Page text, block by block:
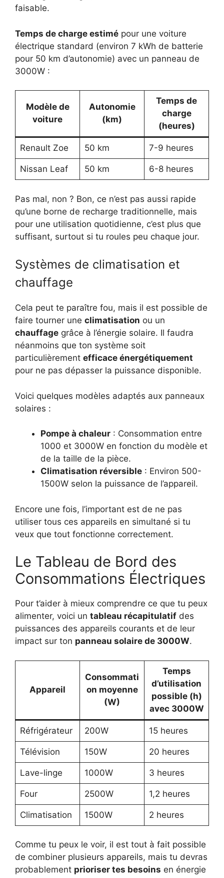
faisable.
Temps de charge estimé pour une voiture
électrique standard (environ 7 kWh de batterie
pour 50 km d’autonomie) avec un panneau de
3000W :
Modèle de
voiture
Autonomie
(km)
Temps de
charge
(heures)
Renault Zoe 50 km 7-9 heures
Nissan Leaf 50 km 6-8 heures
Pas mal, non ? Bon, ce n’est pas aussi rapide
qu’une borne de recharge traditionnelle, mais
pour une utilisation quotidienne, c’est plus que
suffisant, surtout si tu roules peu chaque jour.
Systèmes de climatisation et
chauffage
Cela peut te paraître fou, mais il est possible de
faire tourner une climatisation ou un
chauffage grâce à l’énergie solaire. Il faudra
néanmoins que ton système soit
particulièrement efficace énergétiquement
pour ne pas dépasser la puissance disponible.
Voici quelques modèles adaptés aux panneaux
solaires :
Pompe à chaleur : Consommation entre
1000 et 3000W en fonction du modèle et
de la taille de la pièce.
Climatisation réversible : Environ 500-
1500W selon la puissance de l’appareil.
Encore une fois, l’important est de ne pas
utiliser tous ces appareils en simultané si tu
veux que tout fonctionne correctement.
Le Tableau de Bord des
Consommations Électriques
Pour t’aider à mieux comprendre ce que tu peux
alimenter, voici un tableau récapitulatif des
puissances des appareils courants et de leur
impact sur ton panneau solaire de 3000W.
Appareil
Consommati
on moyenne
(W)
Temps
d’utilisation
possible (h)
avec 3000W
Réfrigérateur 200W 15 heures
Télévision 150W 20 heures
Lave-linge 1000W 3 heures
Four 2500W 1,2 heures
Climatisation 1500W 2 heures
Comme tu peux le voir, il est tout à fait possible
de combiner plusieurs appareils, mais tu devras
probablement prioriser tes besoins en énergie